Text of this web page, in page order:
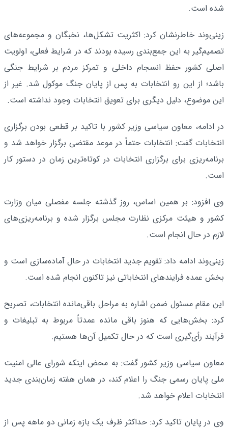
شده است.
زینی‌وند خاطرنشان کرد: اکثریت تشکل‌ها، نخبگان و مجموعه‌های
تصمیم‌گیر به این جمع‌بندی رسیده بودند که در شرایط فعلی، اولویت
اصلی کشور حفظ انسجام داخلی و تمرکز مردم بر شرایط جنگی
باشد؛ از این رو انتخابات به پس از پایان جنگ موکول شد. غیر از
این موضوع، دلیل دیگری برای تعویق انتخابات وجود نداشته است.
در ادامه، معاون سیاسی وزیر کشور با تاکید بر قطعی بودن برگزاری
انتخابات گفت: انتخابات حتماً در موعد مقتضی برگزار خواهد شد و
برنامه‌ریزی برای برگزاری انتخابات در کوتاه‌ترین زمان در دستور کار
است.
وی افزود: بر همین اساس، روز گذشته جلسه مفصلی میان وزارت
کشور و هیئت مرکزی نظارت مجلس برگزار شده و برنامه‌ریزی‌های
لازم در حال انجام است.
زینی‌وند ادامه داد: تقویم جدید انتخابات در حال آماده‌سازی است و
بخش عمده فرایندهای انتخاباتی نیز تاکنون انجام شده است.
این مقام مسئول ضمن اشاره به مراحل باقی‌مانده انتخابات، تصریح
کرد: بخش‌هایی که هنوز باقی مانده عمدتاً مربوط به تبلیغات و
فرآیند رأی‌گیری است که در حال تکمیل آن‌ها هستیم.
معاون سیاسی وزیر کشور گفت: به محض اینکه شورای عالی امنیت
ملی پایان رسمی جنگ را اعلام کند، در همان هفته زمان‌بندی جدید
انتخابات اعلام خواهد شد.
وی در پایان تاکید کرد: حداکثر ظرف یک بازه زمانی دو ماهه پس از